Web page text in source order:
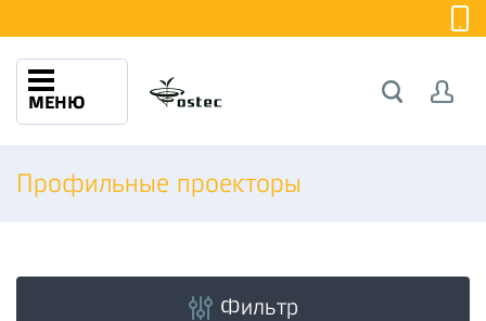
МЕНЮ
Профильные проекторы
Фильтр